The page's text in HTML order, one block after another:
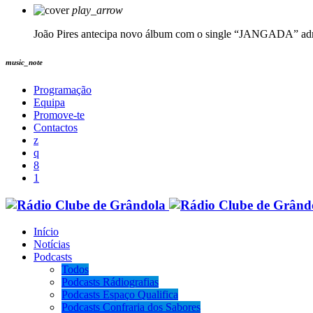
play_arrow
João Pires antecipa novo álbum com o single “JANGADA”
music_note
Programação
Equipa
Promove-te
Contactos
Início
Notícias
Podcasts
Todos
Podcasts Rádiografias
Podcasts Espaço Qualifica
Podcasts Confraria dos Sabores